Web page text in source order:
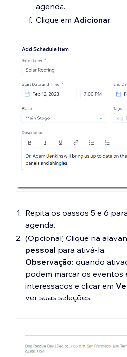
agenda.
Clique em Adicionar.
Repita os passos 5 e 6
agenda.
(Opcional) Clique na
pessoal para ativá-la.
Observação: quando
podem marcar os eventos
interessados e clicar em
ver suas seleções.